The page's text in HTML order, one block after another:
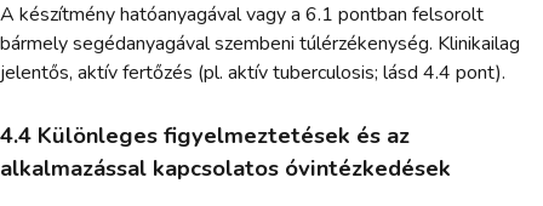
A készítmény hatóanyagával vagy a 6.1 pontban felsorolt
bármely segédanyagával szembeni túlérzékenység. Klinikailag
jelentős, aktív fertőzés (pl. aktív tuberculosis; lásd 4.4 pont).
4.4 Különleges figyelmeztetések és az
alkalmazással kapcsolatos óvintézkedések